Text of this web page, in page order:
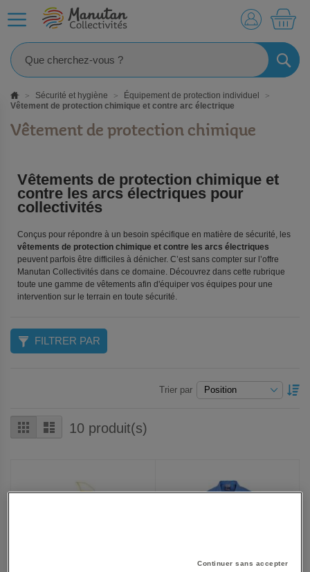
Sécurité et hygiène
Équipement de protection individuel
Vêtement de protection chimique et contre arc électrique
Vêtement de protection chimique
Vêtements de protection chimique et
contre les arcs électriques pour
collectivités
Conçus pour répondre à un besoin spécifique en matière de sécurité, les
vêtements de protection chimique et contre les arcs électriques
peuvent parfois être difficiles à dénicher. C’est sans compter sur l’offre
Manutan Collectivités dans ce domaine. Découvrez dans cette rubrique
toute une gamme de vêtements afin d'équiper vos équipes pour une
intervention sur le terrain en toute sécurité.
Grille Liste10 produit(s)
Trier par
FILTRER PAR
Continuer sans accepter